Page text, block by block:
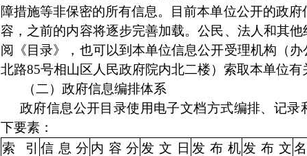
障措施等非保密的所有信息。目前本单位公开的政府
容，之前的内容将逐步完善加载。公民、法人和其
阅《目录》，也可以到本单位信息公开受理机构（
北路85号相山区人民政府院内北二楼）索取本单位有
（二）政府信息编排体系
政府信息公开目录使用电子文档方式编排、记录
下要素：
索引 信息分 内容分 发文日 发布机发布文名